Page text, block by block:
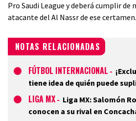
Pro Saudi League y deberá cumplir
atacante del Al Nassr de ese certamen.
NOTAS RELACIONADAS
FÚTBOL INTERNACIONAL -
tiene idea de quién puede
LIGA MX - Liga MX: Salomón
conocen a su rival en